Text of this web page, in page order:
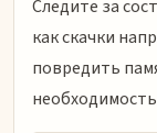
Следите за
как скачки
повредить